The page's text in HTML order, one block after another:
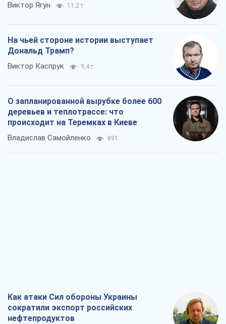
Виктор Ягун 11,2 т.
На чьей стороне истории выступает
Дональд Трамп?
Виктор Каспрук 9,4 т.
О запланированной вырубке более 600
деревьев и теплотрассе: что
происходит на Теремках в Киеве
Владислав Самойленко 891
Как атаки Сил обороны Украины
сократили экспорт российских
нефтепродуктов